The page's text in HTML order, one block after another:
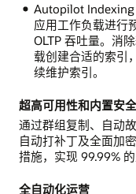
Autopilot Indexing
应用工作负载进行
OLTP 吞吐量。消
载创建合适的索引
续维护索引。
超高可用性和内置安
通过群组复制、自动
自动打补丁及全面加
措施，实现 99.99% 的
全自动化运营